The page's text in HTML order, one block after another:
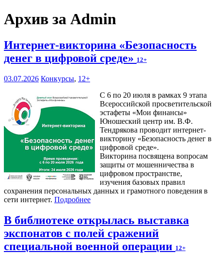
Архив за Admin
Интернет-викторина «Безопасность
денег в цифровой среде» 12+
03.07.2026 Конкурсы, 12+
С 6 по 20 июля в рамках 9 этапа
Всероссийской просветительской
эстафеты «Мои финансы»
Юношеский центр им. В.Ф.
Тендрякова проводит интернет-
викторину «Безопасность денег в
цифровой среде».
Викторина посвящена вопросам
защиты от мошенничества в
цифровом пространстве,
изучения базовых правил
сохранения персональных данных и грамотного поведения в
сети интернет. Подробнее
В библиотеке открылась выставка
экспонатов с полей сражений
специальной военной операции 12+